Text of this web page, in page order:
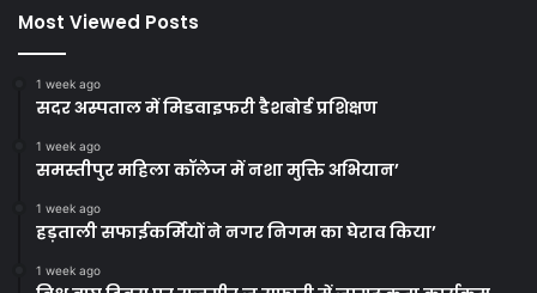
Most Viewed Posts
1 week ago
सदर अस्पताल में मिडवाइफरी डैशबोर्ड प्रशिक्षण
1 week ago
समस्तीपुर महिला कॉलेज में नशा मुक्ति अभियान’
1 week ago
हड़ताली सफाईकर्मियों ने नगर निगम का घेराव किया’
1 week ago